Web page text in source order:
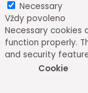
Necessary
Vždy povoleno
Necessary cookies
function properly.
and security
Cookie